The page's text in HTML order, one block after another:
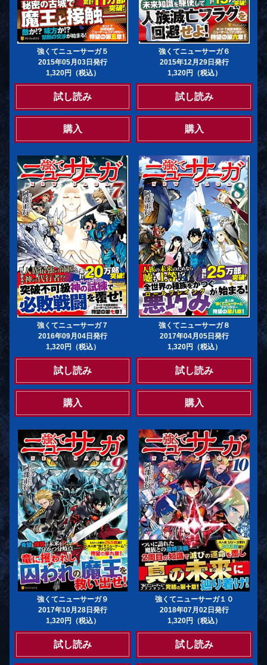
強くてニューサーガ５
2015年05月03日発行
1,320円（税込）
試し読み
購入
強くてニューサーガ６
2015年12月29日発行
1,320円（税込）
試し読み
購入
強くてニューサーガ７
2016年09月04日発行
1,320円（税込）
試し読み
購入
強くてニューサーガ８
2017年04月05日発行
1,320円（税込）
試し読み
購入
強くてニューサーガ９
2017年10月28日発行
1,320円（税込）
試し読み
強くてニューサーガ１０
2018年07月02日発行
1,320円（税込）
試し読み